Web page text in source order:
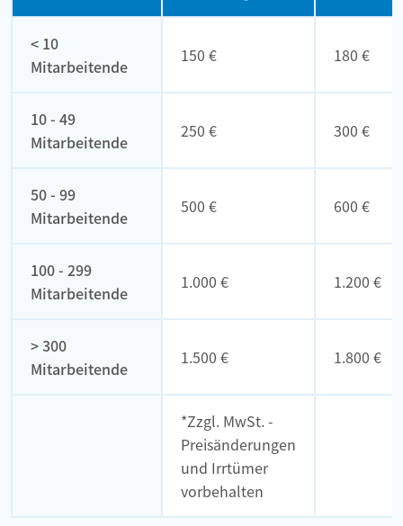
< 10
Mitarbeitende
150 € 180 €
10 - 49
Mitarbeitende
250 € 300 €
50 - 99
Mitarbeitende
500 € 600 €
100 - 299
Mitarbeitende
1.000 € 1.200 €
> 300
Mitarbeitende
1.500 € 1.800 €
*Zzgl. MwSt. -
Preisänderungen
und Irrtümer
vorbehalten